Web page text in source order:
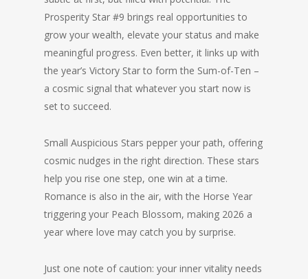
Prosperity Star #9 brings real opportunities to
grow your wealth, elevate your status and make
meaningful progress. Even better, it links up with
the year’s Victory Star to form the Sum-of-Ten –
a cosmic signal that whatever you start now is
set to succeed.
Small Auspicious Stars pepper your path, offering
cosmic nudges in the right direction. These stars
help you rise one step, one win at a time.
Romance is also in the air, with the Horse Year
triggering your Peach Blossom, making 2026 a
year where love may catch you by surprise.
Just one note of caution: your inner vitality needs